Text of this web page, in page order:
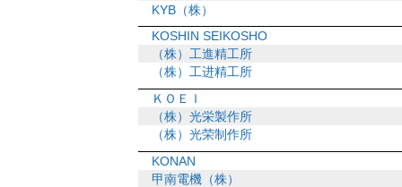
KYB（株）
KOSHIN SEIKOSHO
（株）工進精工所
（株）工进精工所
ＫＯＥＩ
（株）光栄製作所
（株）光荣制作所
KONAN
甲南電機（株）